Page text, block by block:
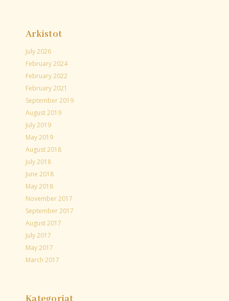
Arkistot
July 2026
February 2024
February 2022
February 2021
September 2019
August 2019
July 2019
May 2019
August 2018
July 2018
June 2018
May 2018
November 2017
September 2017
August 2017
July 2017
May 2017
March 2017